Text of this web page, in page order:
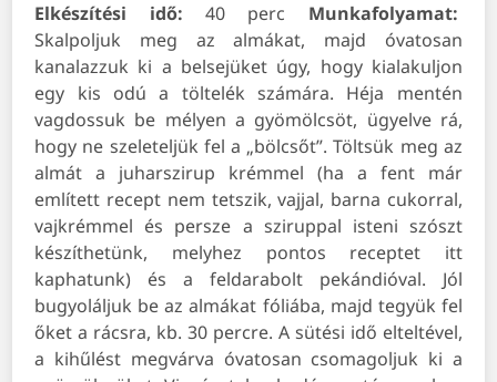
Elkészítési idő: 40 perc Munkafolyamat:
Skalpoljuk meg az almákat, majd óvatosan
kanalazzuk ki a belsejüket úgy, hogy kialakuljon
egy kis odú a töltelék számára. Héja mentén
vagdossuk be mélyen a gyömölcsöt, ügyelve rá,
hogy ne szeleteljük fel a „bölcsőt”. Töltsük meg az
almát a juharszirup krémmel (ha a fent már
említett recept nem tetszik, vajjal, barna cukorral,
vajkrémmel és persze a sziruppal isteni szószt
készíthetünk, melyhez pontos receptet itt
kaphatunk) és a feldarabolt pekándióval. Jól
bugyoláljuk be az almákat fóliába, majd tegyük fel
őket a rácsra, kb. 30 percre. A sütési idő elteltével,
a kihűlést megvárva óvatosan csomagoljuk ki a